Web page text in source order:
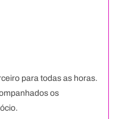
para todas as horas.
os